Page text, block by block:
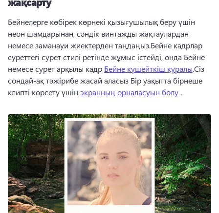
Бейнелерге көбірек көрнекі қызығушылық беру үшін
неон шамдарынан, сәндік винтажды жақтаулардан
немесе заманауи жиектерден таңдаңыз.Бейне кадрлар
суреттегі сурет стилі ретінде жұмыс істейді, онда Бейне
немесе сурет арқылы кадр Бейне күшейткіш құралы.Сіз
сондай-ақ тәжірибе жасай аласыз Бір уақытта бірнеше
клипті көрсету үшін экранның орналасуын бөлу .